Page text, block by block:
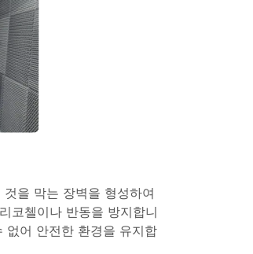
을 막는 장벽을 형성하여
코첼이나 반동을 방지합니
없어 안전한 환경을 유지합